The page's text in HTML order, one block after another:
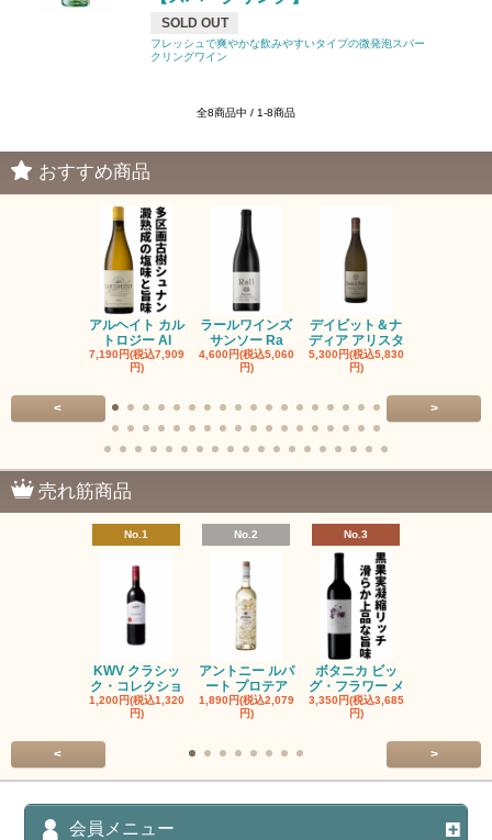
SOLD OUT
フレッシュで爽やかな飲みやすいタイプの微発泡スパー
クリングワイン
全8商品中 / 1-8商品
おすすめ商品
アルヘイト カル
トロジー Al
7,190円(税込7,909
円)
ラールワインズ
サンソー Ra
4,600円(税込5,060
円)
デイビット＆ナ
ディア アリスタ
5,300円(税込5,830
円)
< >
売れ筋商品
No.1
KWV クラシッ
ク・コレクショ
1,200円(税込1,320
円)
No.2
アントニー ルパ
ート プロテア
1,890円(税込2,079
円)
No.3
ボタニカ ビッ
グ・フラワー メ
3,350円(税込3,685
円)
< >
会員メニュー